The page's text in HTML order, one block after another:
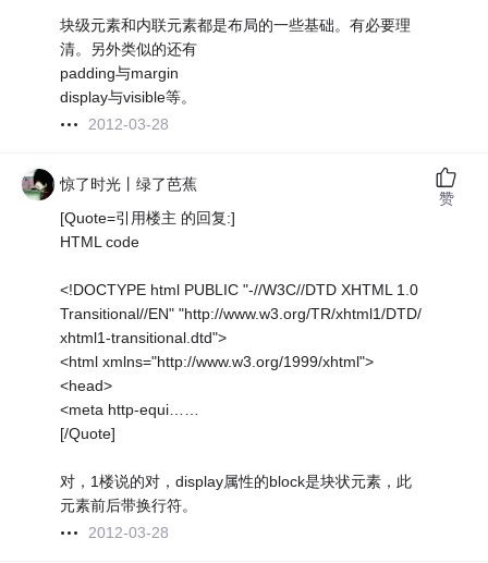
块级元素和内联元素都是布局的一些基础。有必要理
清。另外类似的还有
padding与margin
display与visible等。
2012-03-28
惊了时光丨绿了芭蕉
[Quote=引用楼主 的回复:]
HTML code
<!DOCTYPE html PUBLIC "-//W3C//DTD XHTML 1.0
Transitional//EN" "http://www.w3.org/TR/xhtml1/DTD/
xhtml1-transitional.dtd">
<html xmlns="http://www.w3.org/1999/xhtml">
<head>
<meta http-equi……
[/Quote]
对，1楼说的对，display属性的block是块状元素，此
元素前后带换行符。
2012-03-28
赞